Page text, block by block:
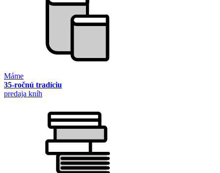
Máme
35-ročnú tradíciu
predaja kníh